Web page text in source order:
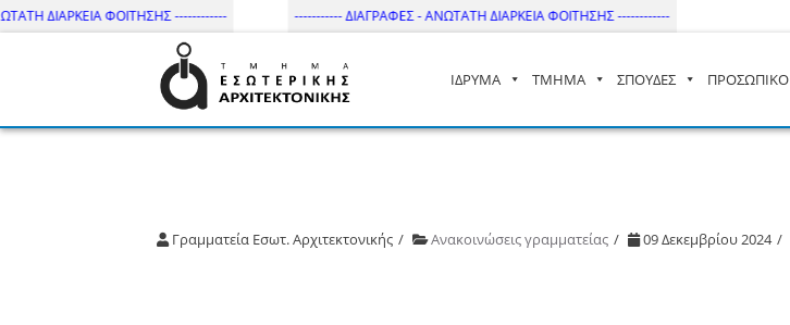
ΔΙΑΡΚΕΙΑ ΦΟΙΤΗΣΗΣ ------------ ----------- ΔΙΑΓΡΑΦΕΣ - ΑΝΩΤΑΤΗ ΔΙΑΡΚΕΙΑ ΦΟΙΤΗΣΗΣ ------------
Τμήμα Εσωτ. Αρχιτεκτονικής – ΔΙ.ΠΑ.Ε
ΙΔΡΥΜΑ ΤΜΗΜΑ ΣΠΟΥΔΕΣ ΠΡΟΣΩΠΙΚΟ
Γραμματεία Εσωτ. Αρχιτεκτονικής Ανακοινώσεις γραμματείας 09 Δεκεμβρίου 2024